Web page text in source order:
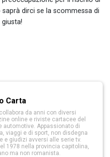
dirci se la scommessa di
giusta!
Carta
da anni con diversi
online e riviste cartacee del
automotive. Appassionato di
viaggi e di sport, non disdegna
e giudizi avversi alle serie tv.
1978 nella provincia capitolina,
ma non romanista.